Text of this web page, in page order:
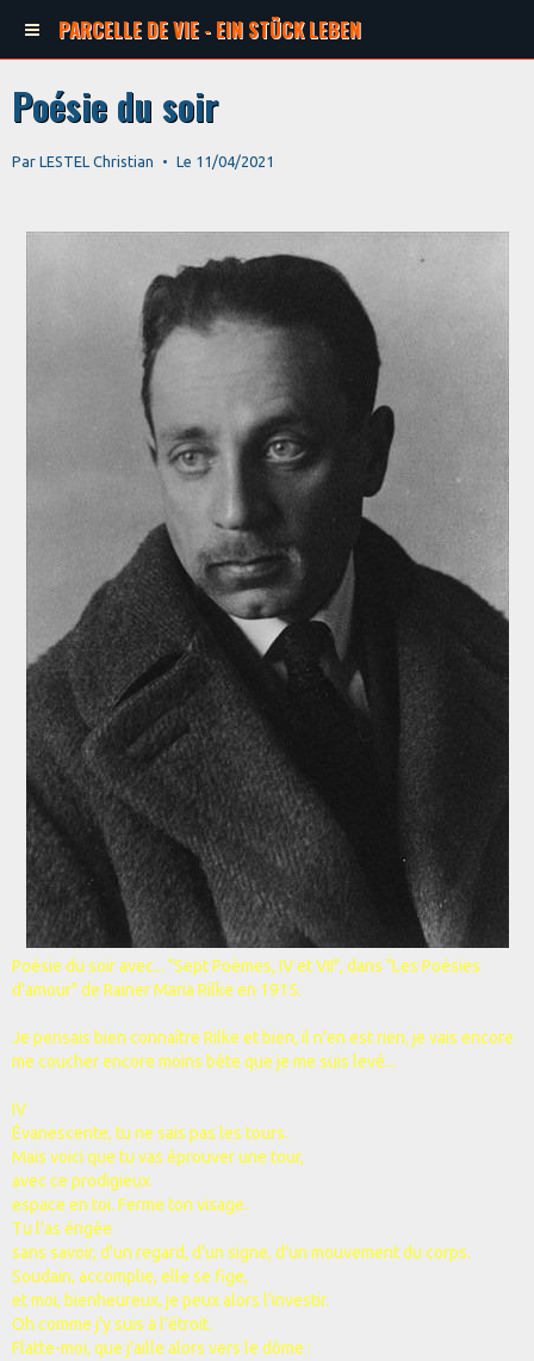
PARCELLE DE VIE - EIN STÜCK LEBEN
Poésie du soir
Par LESTEL Christian Le 11/04/2021
Poésie du soir avec... "Sept Poèmes, IV et VII", dans "Les Poésies
d'amour" de Rainer Maria Rilke en 1915.
Je pensais bien connaître Rilke et bien, il n'en est rien, je vais encore
me coucher encore moins bête que je me suis levé...
IV
Évanescente, tu ne sais pas les tours.
Mais voici que tu vas éprouver une tour,
avec ce prodigieux
espace en toi. Ferme ton visage.
Tu l'as érigée
sans savoir, d'un regard, d'un signe, d'un mouvement du corps.
Soudain, accomplie, elle se fige,
et moi, bienheureux, je peux alors l'investir.
Oh comme j'y suis à l'étroit.
Flatte-moi, que j'aille alors vers le dôme :